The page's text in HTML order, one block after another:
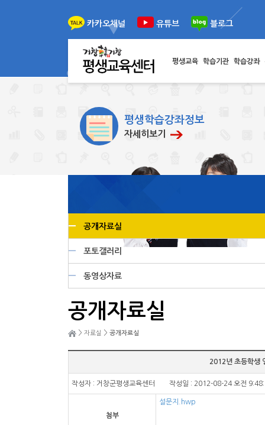
카카오채널
유튜브 블로그
평생교육 학습기관 학습강좌
평생학습강좌정보
자세히보기
공개자료실
포토갤러리
동영상자료
공개자료실
> 자료실 > 공개자료실
2012년 초등학생
작성자 : 거창군평생교육센터 작성일 : 2012-08-24 오전
첨부
설문지.hwp